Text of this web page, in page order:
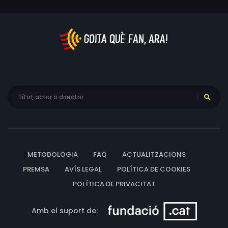
METODOLOGIA FAQ
ACTUALITZACIONS
PREMSA
AVÍS LEGAL
POLÍTICA DE COOKIES
POLÍTICA DE PRIVACITAT
Amb el suport de: